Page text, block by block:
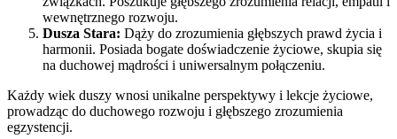
wewnętrznego rozwoju.
Dusza Stara: Dąży do zrozumienia głębszych prawd życia i
harmonii. Posiada bogate doświadczenie życiowe, skupia się
na duchowej mądrości i uniwersalnym połączeniu.
Każdy wiek duszy wnosi unikalne perspektywy i lekcje życiowe,
prowadząc do duchowego rozwoju i głębszego zrozumienia
egzystencji.